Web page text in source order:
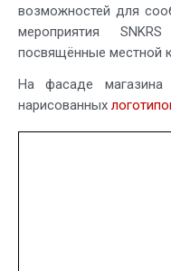
возможностей для
мероприятия
посвящённые местной
На фасаде магазина
нарисованных